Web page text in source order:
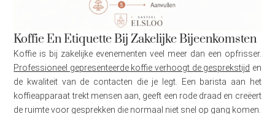
Koffie En Etiquette Bij Zakelijke Bijeenkomsten
Koffie is bij zakelijke evenementen veel meer dan een opfrisser.
Professioneel gepresenteerde koffie verhoogt de gesprekstijd en
de kwaliteit van de contacten die je legt. Een barista aan het
koffieapparaat trekt mensen aan, geeft een rode draad en creëert
de ruimte voor gesprekken die normaal niet snel op gang komen.